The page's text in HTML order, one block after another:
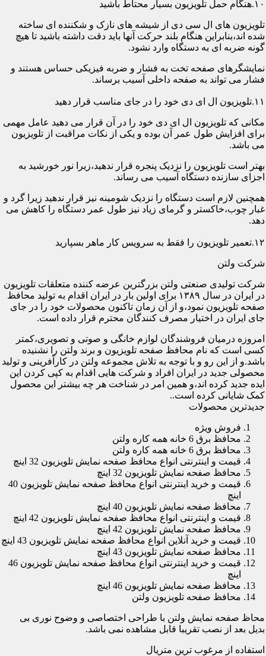
۱۰.هنگام حمل تلویزیون بسیار محتاط باشید
تلویزیون های ال سی دی از شیشه های نازک و شکننده ای ساخته
شده اند،بنابراین هنگام بلند حرکت آنها باید دقت داشته باشید تا هیچ
گونه ضربه ای به دستگاه وارد نشود.
نمایشگرهای صفحه تخت به فشار و ضربه فیزیکی حساس هستند و
فشار می تواند به صفحه داخلی آسیب برساند.
۱۱.تلویزیون ال ای دی خود را در جای مناسب قرار دهید
مکانی که تلویزیون ال ای دی خود را در آن قرار می دهید عامل مهمی
برای افزایش طول عمر آن بوده و یکی از نکات مراقبت از تلویزیون
می باشد.
بهتر است تلویزیون را نزدیک پنجره قرار ندهید،زیرا نور خورشید به
اجزای سازنده دستگاه آسیب می رساند.
همچنین لازم است دستگاه را نزدیک شومینه نیز قرار ندهید زیرا گرد و
غبار چوب،خاکستر و گرمای زیاد نیز طول عمر دستگاه را کاهش می
دهد.
۱۲.تعمیر تلویزیون را فقط به سرویس کار ماهر بسپارید
شرکت ولتن
شرکت تولیدی صنعتی ولتن بزرگترین عرضه کننده متعلقات تلویزیون
در ایران در سال ۱۳۸۹ برای اولین بار در ایران اقدام به تولید محافظ
صفحه تلویزیون نمود،و از آن زمان تاکنون محصولات خود را در جای
جای ایران در اختیار مصرف کنندگان محترم قرار داده است.
امروزه درمیان فروشندگان لوازم خانگی و صوتی و تصویری،کمتر
کسی است که نام محافظ صفحه تلویزیون و برند ولتن را نشنیده
باشد.و از این رو و با توجه به تلاش مجموعه ولتن در کارآفرینی و تولید
محصولی جدید در ایران افراد و شرکت هایی اقدام به کپی کردن این
ایده جدید کرده اند،و همین امر در شناخت هر چه بیشتر این محصول
کمک شایانی کرده است..
جدیدترین محصولات
فروش ویژه
محافظ برق 6 خانه همه کاره ولتن
محافظ برق 6 خانه همه کاره ولتن
قیمت و اینترنتی انواع محافظ صفحه نمایش تلویزیون 32 اینچ
محافظ صفحه نمایش تلویزیون 32 اینچ
قیمت و خرید اینترنتی انواع محافظ صفحه نمایش تلویزیون 40
اینچ
محافظ صفحه نمایش تلویزیون 40 اینچ
قیمت و اینترنتی انواع محافظ صفحه نمایش تلویزیون 42 اینچ
محافظ صفحه نمایش تلویزیون 42 اینچ
قیمت و خرید آنلاین انواع محافظ صفحه نمایش تلویزیون 43 اینچ
محافظ صفحه نمایش تلویزیون 43 اینچ
قیمت و خرید اینترنتی انواع محافظ صفحه نمایش تلویزیون 46
اینچ
محافظ صفحه نمایش تلویزیون 46 اینچ
محافظ صفحه تلویزیون ولتن
محاظ صفحه نمایش ولتن با طراحی اختصاصی و وضوح نوری بی
بدیل بعد از نصب تقریبا قابل مشاهده نمی باشد.
استفاده از مرغوب ترین متریال